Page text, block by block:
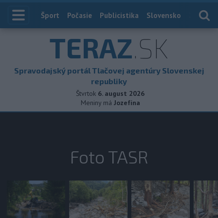
Index
Šport Počasie Publicistika Slovensko
TERAZ.SK
Spravodajský portál Tlačovej agentúry Slovenskej
republiky
Štvrtok 6. august 2026
Meniny má Jozefína
Foto TASR